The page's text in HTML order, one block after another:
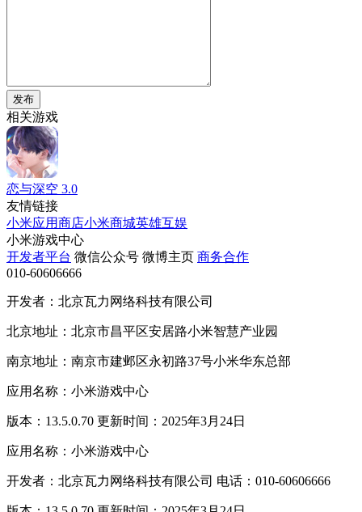
发布
相关游戏
恋与深空 3.0
友情链接
小米应用商店小米商城英雄互娱
小米游戏中心
开发者平台 微信公众号 微博主页 商务合作
010-60606666
开发者：北京瓦力网络科技有限公司
北京地址：北京市昌平区安居路小米智慧产业园
南京地址：南京市建邺区永初路37号小米华东总部
应用名称：小米游戏中心
版本：13.5.0.70 更新时间：2025年3月24日
应用名称：小米游戏中心
开发者：北京瓦力网络科技有限公司 电话：010-60606666